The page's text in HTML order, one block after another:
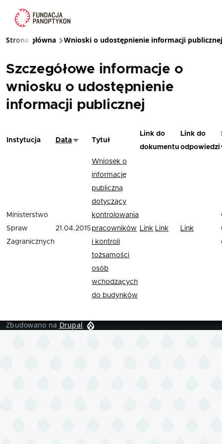
Ścieżka nawigacyjna
Strona główna Wnioski o udostępnienie informacji publicznej
Szczegółowe informacje o
wniosku o udostępnienie
informacji publicznej
Instytucja DataSortuj rosnąco
Tytuł
Link do
dokumentu
Link do
odpowiedzi
Ministerstwo
Spraw
Zagranicznych
21.04.2015
Wniosek o
informację
publiczną
dotyczący
kontrolowania
pracowników
i kontroli
tożsamości
osób
wchodzących
do budynków
Link Link Link
Zbudowano na Drupal